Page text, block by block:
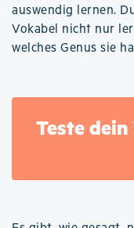
auswendig lernen.
Vokabel nicht nur
welches Genus sie
Teste